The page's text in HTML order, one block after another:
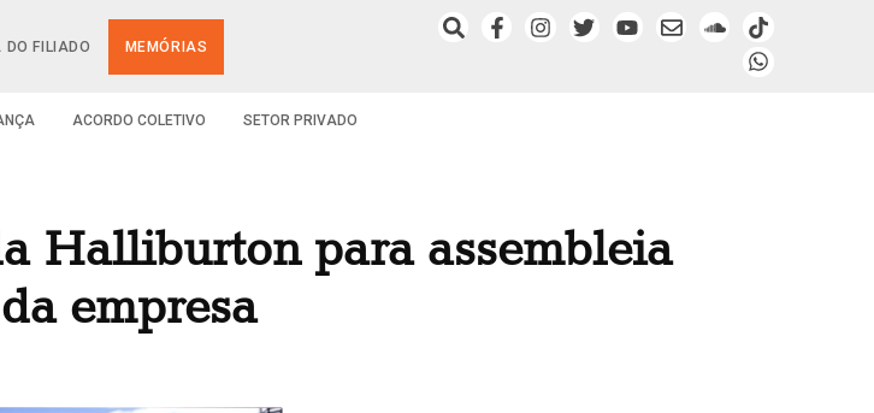
DO FILIADO MEMÓRIAS
ACORDO COLETIVO SETOR PRIVADO
Halliburton para assembleia
empresa